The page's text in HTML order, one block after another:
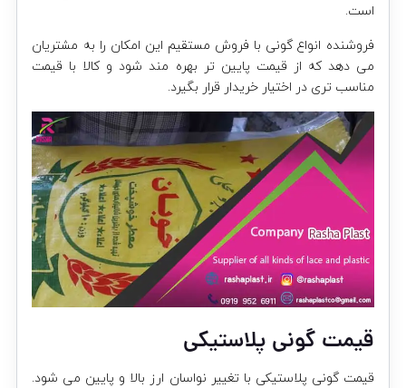
است.
فروشنده انواع گونی با فروش مستقیم این امکان را به مشتریان
می دهد که از قیمت پایین تر بهره مند شود و کالا با قیمت
مناسب تری در اختیار خریدار قرار بگیرد.
قیمت گونی پلاستیکی
قیمت گونی پلاستیکی با تغییر نواسان ارز بالا و پایین می شود.